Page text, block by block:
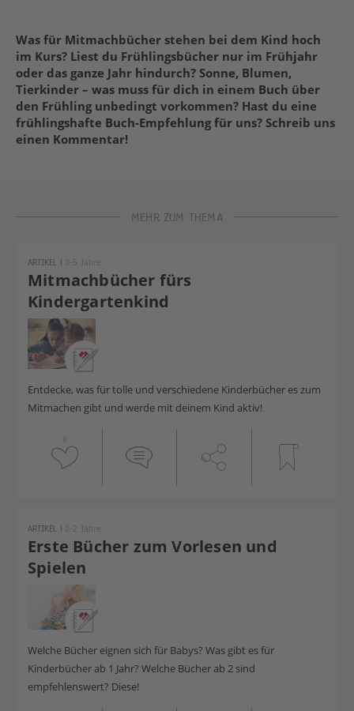
Was für Mitmachbücher stehen bei dem Kind hoch
im Kurs? Liest du Frühlingsbücher nur im Frühjahr
oder das ganze Jahr hindurch? Sonne, Blumen,
Tierkinder – was muss für dich in einem Buch über
den Frühling unbedingt vorkommen? Hast du eine
frühlingshafte Buch-Empfehlung für uns? Schreib uns
einen Kommentar!
MEHR ZUM THEMA
Mitmachbücher fürs
Kindergartenkind
ARTIKEL | 0-5 Jahre
Entdecke, was für tolle und verschiedene Kinderbücher es zum
Mitmachen gibt und werde mit deinem Kind aktiv!
9
Erste Bücher zum Vorlesen und
Spielen
ARTIKEL | 0-2 Jahre
Welche Bücher eignen sich für Babys? Was gibt es für
Kinderbücher ab 1 Jahr? Welche Bücher ab 2 sind
empfehlenswert? Diese!